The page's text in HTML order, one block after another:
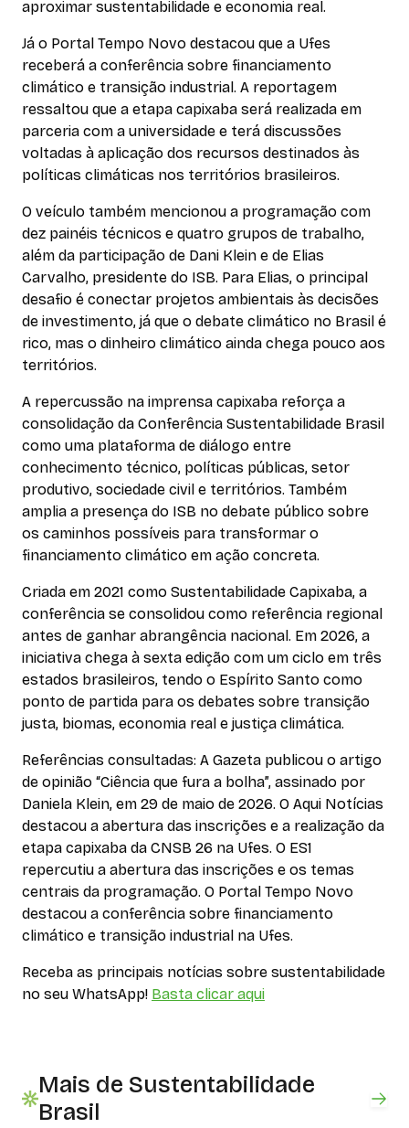
aproximar sustentabilidade e economia real.
Já o Portal Tempo Novo destacou que a Ufes
receberá a conferência sobre financiamento
climático e transição industrial. A reportagem
ressaltou que a etapa capixaba será realizada em
parceria com a universidade e terá discussões
voltadas à aplicação dos recursos destinados às
políticas climáticas nos territórios brasileiros.
O veículo também mencionou a programação com
dez painéis técnicos e quatro grupos de trabalho,
além da participação de Dani Klein e de Elias
Carvalho, presidente do ISB. Para Elias, o principal
desafio é conectar projetos ambientais às decisões
de investimento, já que o debate climático no Brasil é
rico, mas o dinheiro climático ainda chega pouco aos
territórios.
A repercussão na imprensa capixaba reforça a
consolidação da Conferência Sustentabilidade Brasil
como uma plataforma de diálogo entre
conhecimento técnico, políticas públicas, setor
produtivo, sociedade civil e territórios. Também
amplia a presença do ISB no debate público sobre
os caminhos possíveis para transformar o
financiamento climático em ação concreta.
Criada em 2021 como Sustentabilidade Capixaba, a
conferência se consolidou como referência regional
antes de ganhar abrangência nacional. Em 2026, a
iniciativa chega à sexta edição com um ciclo em três
estados brasileiros, tendo o Espírito Santo como
ponto de partida para os debates sobre transição
justa, biomas, economia real e justiça climática.
Referências consultadas: A Gazeta publicou o artigo
de opinião “Ciência que fura a bolha”, assinado por
Daniela Klein, em 29 de maio de 2026. O Aqui Notícias
destacou a abertura das inscrições e a realização da
etapa capixaba da CNSB 26 na Ufes. O ES1
repercutiu a abertura das inscrições e os temas
centrais da programação. O Portal Tempo Novo
destacou a conferência sobre financiamento
climático e transição industrial na Ufes.
Receba as principais notícias sobre sustentabilidade
no seu WhatsApp! Basta clicar aqui
Mais de Sustentabilidade
Brasil